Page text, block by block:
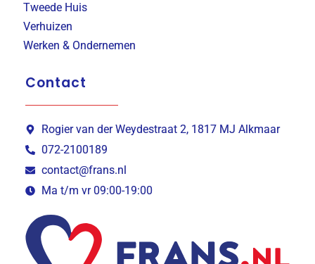
Tweede Huis
Verhuizen
Werken & Ondernemen
Contact
Rogier van der Weydestraat 2, 1817 MJ Alkmaar
072-2100189
contact@frans.nl
Ma t/m vr 09:00-19:00